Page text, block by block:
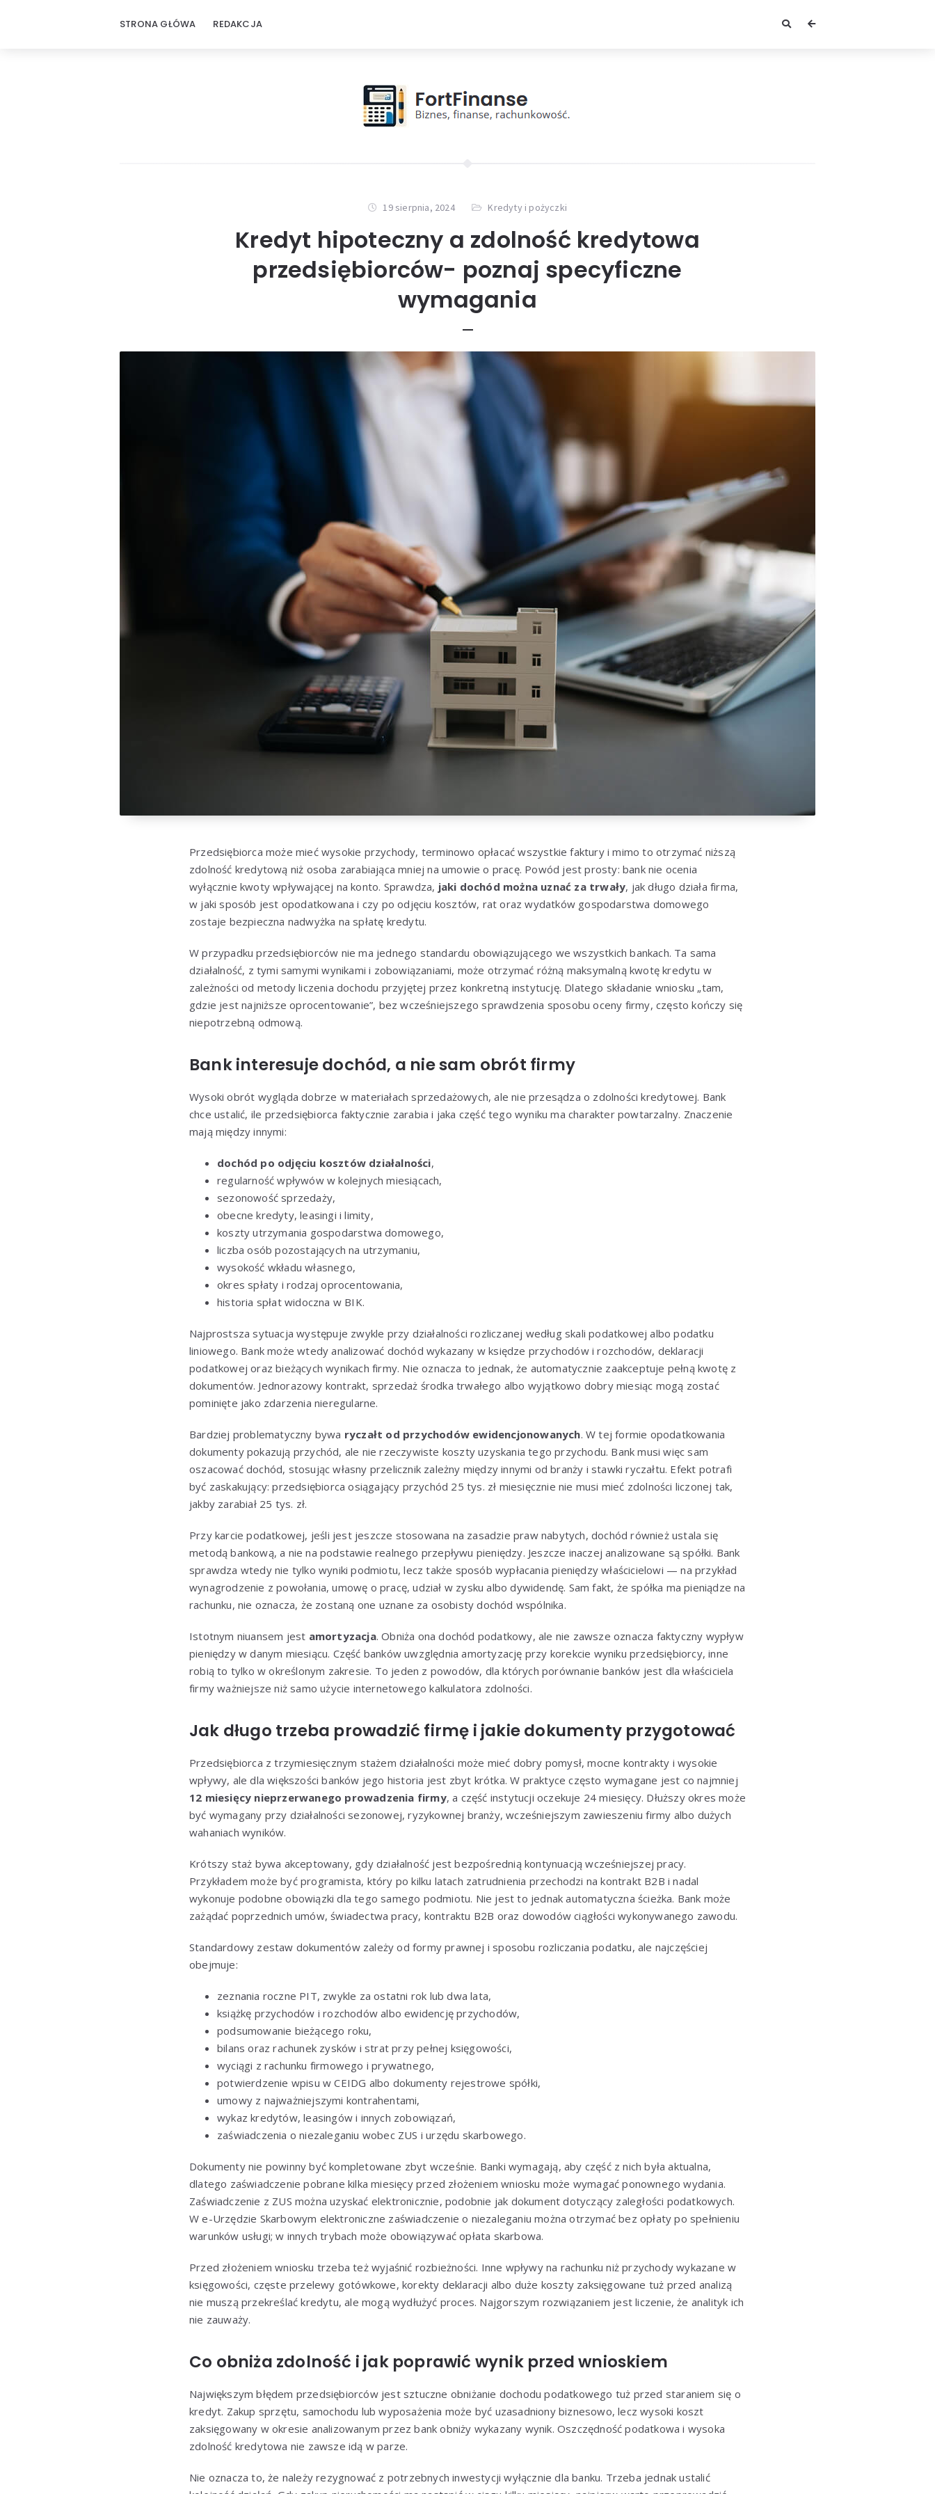
STRONA GŁÓWA REDAKCJA
19 sierpnia, 2024 Kredyty i pożyczki
Kredyt hipoteczny a zdolność kredytowa
przedsiębiorców- poznaj specyficzne
wymagania
Przedsiębiorca może mieć wysokie przychody, terminowo opłacać wszystkie faktury i mimo to otrzymać niższą
zdolność kredytową niż osoba zarabiająca mniej na umowie o pracę. Powód jest prosty: bank nie ocenia
wyłącznie kwoty wpływającej na konto. Sprawdza, jaki dochód można uznać za trwały, jak długo działa firma,
w jaki sposób jest opodatkowana i czy po odjęciu kosztów, rat oraz wydatków gospodarstwa domowego
zostaje bezpieczna nadwyżka na spłatę kredytu.
W przypadku przedsiębiorców nie ma jednego standardu obowiązującego we wszystkich bankach. Ta sama
działalność, z tymi samymi wynikami i zobowiązaniami, może otrzymać różną maksymalną kwotę kredytu w
zależności od metody liczenia dochodu przyjętej przez konkretną instytucję. Dlatego składanie wniosku „tam,
gdzie jest najniższe oprocentowanie”, bez wcześniejszego sprawdzenia sposobu oceny firmy, często kończy się
niepotrzebną odmową.
Bank interesuje dochód, a nie sam obrót firmy
Wysoki obrót wygląda dobrze w materiałach sprzedażowych, ale nie przesądza o zdolności kredytowej. Bank
chce ustalić, ile przedsiębiorca faktycznie zarabia i jaka część tego wyniku ma charakter powtarzalny. Znaczenie
mają między innymi:
dochód po odjęciu kosztów działalności,
regularność wpływów w kolejnych miesiącach,
sezonowość sprzedaży,
obecne kredyty, leasingi i limity,
koszty utrzymania gospodarstwa domowego,
liczba osób pozostających na utrzymaniu,
wysokość wkładu własnego,
okres spłaty i rodzaj oprocentowania,
historia spłat widoczna w BIK.
Najprostsza sytuacja występuje zwykle przy działalności rozliczanej według skali podatkowej albo podatku
liniowego. Bank może wtedy analizować dochód wykazany w księdze przychodów i rozchodów, deklaracji
podatkowej oraz bieżących wynikach firmy. Nie oznacza to jednak, że automatycznie zaakceptuje pełną kwotę z
dokumentów. Jednorazowy kontrakt, sprzedaż środka trwałego albo wyjątkowo dobry miesiąc mogą zostać
pominięte jako zdarzenia nieregularne.
Bardziej problematyczny bywa ryczałt od przychodów ewidencjonowanych. W tej formie opodatkowania
dokumenty pokazują przychód, ale nie rzeczywiste koszty uzyskania tego przychodu. Bank musi więc sam
oszacować dochód, stosując własny przelicznik zależny między innymi od branży i stawki ryczałtu. Efekt potrafi
być zaskakujący: przedsiębiorca osiągający przychód 25 tys. zł miesięcznie nie musi mieć zdolności liczonej tak,
jakby zarabiał 25 tys. zł.
Przy karcie podatkowej, jeśli jest jeszcze stosowana na zasadzie praw nabytych, dochód również ustala się
metodą bankową, a nie na podstawie realnego przepływu pieniędzy. Jeszcze inaczej analizowane są spółki. Bank
sprawdza wtedy nie tylko wyniki podmiotu, lecz także sposób wypłacania pieniędzy właścicielowi — na przykład
wynagrodzenie z powołania, umowę o pracę, udział w zysku albo dywidendę. Sam fakt, że spółka ma pieniądze na
rachunku, nie oznacza, że zostaną one uznane za osobisty dochód wspólnika.
Istotnym niuansem jest amortyzacja. Obniża ona dochód podatkowy, ale nie zawsze oznacza faktyczny wypływ
pieniędzy w danym miesiącu. Część banków uwzględnia amortyzację przy korekcie wyniku przedsiębiorcy, inne
robią to tylko w określonym zakresie. To jeden z powodów, dla których porównanie banków jest dla właściciela
firmy ważniejsze niż samo użycie internetowego kalkulatora zdolności.
Jak długo trzeba prowadzić firmę i jakie dokumenty przygotować
Przedsiębiorca z trzymiesięcznym stażem działalności może mieć dobry pomysł, mocne kontrakty i wysokie
wpływy, ale dla większości banków jego historia jest zbyt krótka. W praktyce często wymagane jest co najmniej
12 miesięcy nieprzerwanego prowadzenia firmy, a część instytucji oczekuje 24 miesięcy. Dłuższy okres może
być wymagany przy działalności sezonowej, ryzykownej branży, wcześniejszym zawieszeniu firmy albo dużych
wahaniach wyników.
Krótszy staż bywa akceptowany, gdy działalność jest bezpośrednią kontynuacją wcześniejszej pracy.
Przykładem może być programista, który po kilku latach zatrudnienia przechodzi na kontrakt B2B i nadal
wykonuje podobne obowiązki dla tego samego podmiotu. Nie jest to jednak automatyczna ścieżka. Bank może
zażądać poprzednich umów, świadectwa pracy, kontraktu B2B oraz dowodów ciągłości wykonywanego zawodu.
Standardowy zestaw dokumentów zależy od formy prawnej i sposobu rozliczania podatku, ale najczęściej
obejmuje:
zeznania roczne PIT, zwykle za ostatni rok lub dwa lata,
książkę przychodów i rozchodów albo ewidencję przychodów,
podsumowanie bieżącego roku,
bilans oraz rachunek zysków i strat przy pełnej księgowości,
wyciągi z rachunku firmowego i prywatnego,
potwierdzenie wpisu w CEIDG albo dokumenty rejestrowe spółki,
umowy z najważniejszymi kontrahentami,
wykaz kredytów, leasingów i innych zobowiązań,
zaświadczenia o niezaleganiu wobec ZUS i urzędu skarbowego.
Dokumenty nie powinny być kompletowane zbyt wcześnie. Banki wymagają, aby część z nich była aktualna,
dlatego zaświadczenie pobrane kilka miesięcy przed złożeniem wniosku może wymagać ponownego wydania.
Zaświadczenie z ZUS można uzyskać elektronicznie, podobnie jak dokument dotyczący zaległości podatkowych.
W e-Urzędzie Skarbowym elektroniczne zaświadczenie o niezaleganiu można otrzymać bez opłaty po spełnieniu
warunków usługi; w innych trybach może obowiązywać opłata skarbowa.
Przed złożeniem wniosku trzeba też wyjaśnić rozbieżności. Inne wpływy na rachunku niż przychody wykazane w
księgowości, częste przelewy gotówkowe, korekty deklaracji albo duże koszty zaksięgowane tuż przed analizą
nie muszą przekreślać kredytu, ale mogą wydłużyć proces. Najgorszym rozwiązaniem jest liczenie, że analityk ich
nie zauważy.
Co obniża zdolność i jak poprawić wynik przed wnioskiem
Największym błędem przedsiębiorców jest sztuczne obniżanie dochodu podatkowego tuż przed staraniem się o
kredyt. Zakup sprzętu, samochodu lub wyposażenia może być uzasadniony biznesowo, lecz wysoki koszt
zaksięgowany w okresie analizowanym przez bank obniży wykazany wynik. Oszczędność podatkowa i wysoka
zdolność kredytowa nie zawsze idą w parze.
Nie oznacza to, że należy rezygnować z potrzebnych inwestycji wyłącznie dla banku. Trzeba jednak ustalić